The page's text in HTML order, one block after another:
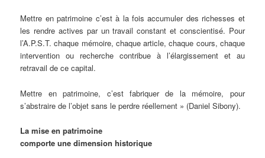
Mettre en patrimoine c’est à la fois accumuler des richesses et
les rendre actives par un travail constant et conscientisé. Pour
l’A.P.S.T. chaque mémoire, chaque article, chaque cours, chaque
intervention ou recherche contribue à l’élargissement et au
retravail de ce capital.
Mettre en patrimoine, c’est fabriquer de la mémoire, pour
s’abstraire de l’objet sans le perdre réellement » (Daniel Sibony).
La mise en patrimoine
comporte une dimension historique